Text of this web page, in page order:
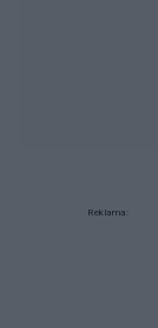
Reklama: